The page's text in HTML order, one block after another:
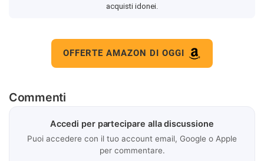
acquisti idonei.
OFFERTE AMAZON DI OGGI
Commenti
Accedi per partecipare alla discussione
Puoi accedere con il tuo account email, Google o Apple
per commentare.